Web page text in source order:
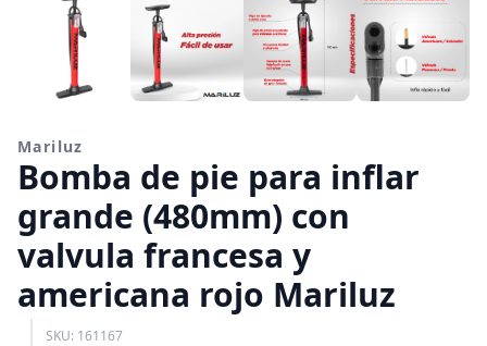
Mariluz
Bomba de pie para inflar
grande (480mm) con
valvula francesa y
americana rojo Mariluz
SKU: 161167